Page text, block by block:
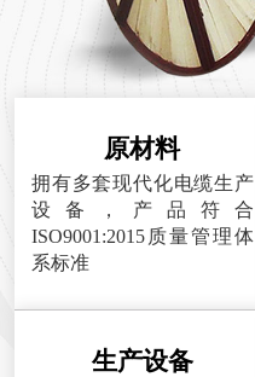
原材料
拥有多套现代化电缆生产
设备，产品符合
ISO9001:2015质量管理体
系标准
生产设备